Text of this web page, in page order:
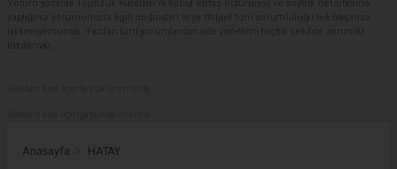
Anasayfa HATAY